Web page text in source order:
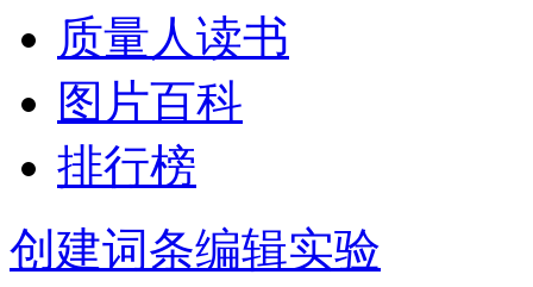
质量人读书
图片百科
排行榜
创建词条编辑实验